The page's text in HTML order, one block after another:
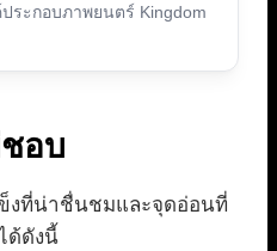
ระกอบภาพยนตร์ Kingdom
อบ
งที่น่าชื่นชมและจุดอ่อนที่
ด้ดังนี้